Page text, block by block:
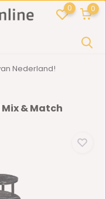
0 0
Nederland!
& Match